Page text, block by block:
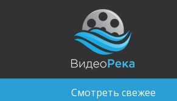
Смотреть свежее